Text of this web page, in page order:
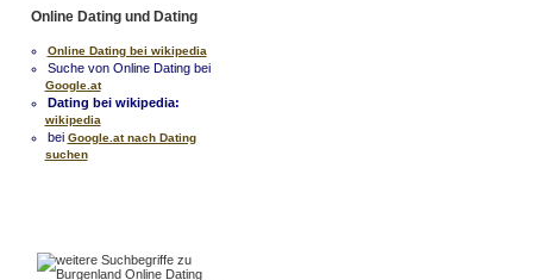
Online Dating und Dating
Online Dating bei wikipedia
Suche von Online Dating bei
Google.at
Dating bei wikipedia:
wikipedia
bei Google.at nach Dating
suchen